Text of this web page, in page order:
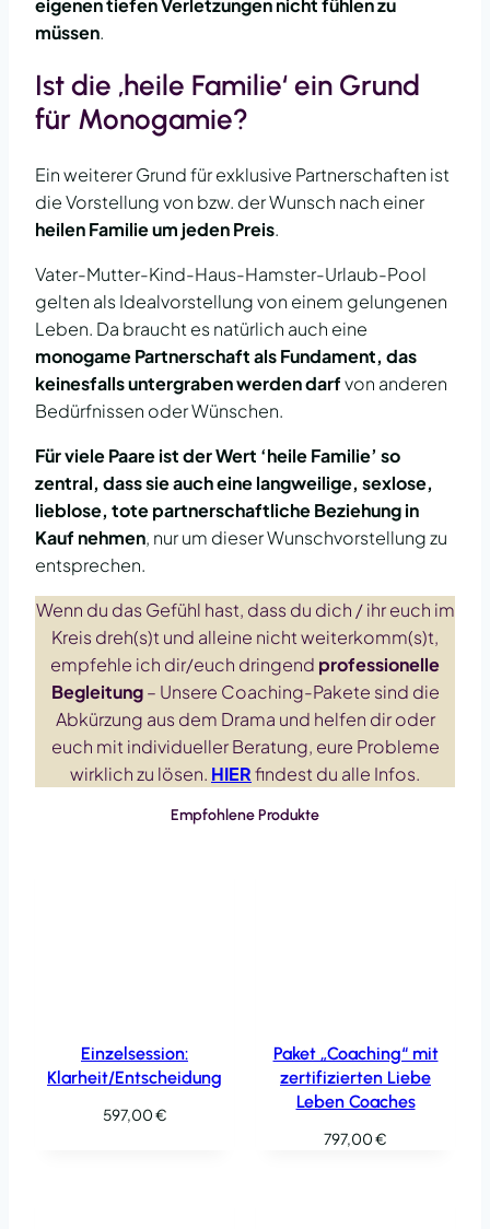
eigenen tiefen Verletzungen nicht fühlen zu
müssen.
Ist die ‚heile Familie‘ ein Grund
für Monogamie?
Ein weiterer Grund für exklusive Partnerschaften ist
die Vorstellung von bzw. der Wunsch nach einer
heilen Familie um jeden Preis.
Vater-Mutter-Kind-Haus-Hamster-Urlaub-Pool
gelten als Idealvorstellung von einem gelungenen
Leben. Da braucht es natürlich auch eine
monogame Partnerschaft als Fundament, das
keinesfalls untergraben werden darfvon anderen
Bedürfnissen oder Wünschen.
Für viele Paare ist der Wert ‘heile Familie’ so
zentral, dass sie auch eine langweilige, sexlose,
lieblose, tote partnerschaftliche Beziehung in
Kauf nehmen, nur um dieser Wunschvorstellung zu
entsprechen.
Wenn du das Gefühl hast, dass du dich / ihr euch im
Kreis dreh(s)t und alleine nicht weiterkomm(s)t,
empfehle ich dir/euch dringend professionelle
Begleitung– Unsere Coaching-Pakete sind die
Abkürzung aus dem Drama und helfen dir oder
euch mit individueller Beratung, eure Probleme
wirklich zu lösen. HIERfindest du alle Infos.
Empfohlene Produkte
Einzelsession:
Klarheit/Entscheidung
597,00€
Paket „Coaching“ mit
zertifizierten Liebe
Leben Coaches
797,00€